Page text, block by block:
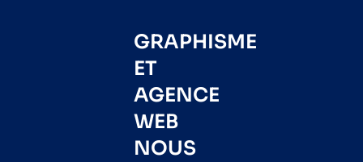
GRAPHISME
ET
AGENCE
WEB
NOUS